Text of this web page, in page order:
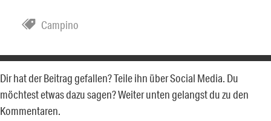
Campino
Dir hat der Beitrag gefallen? Teile ihn über Social Media. Du
möchtest etwas dazu sagen? Weiter unten gelangst du zu den
Kommentaren.